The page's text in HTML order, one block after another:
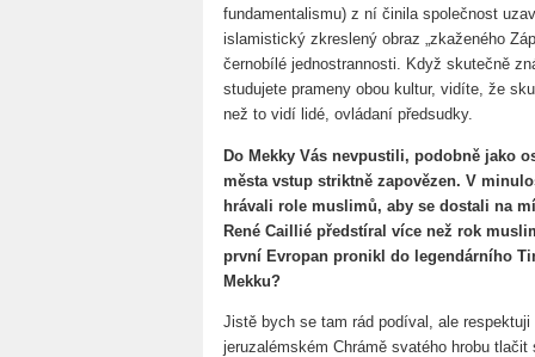
fundamentalismu) z ní činila společnost
islamistický zkreslený obraz „zkaženého
černobílé jednostrannosti. Když skutečně
studujete prameny obou kultur, vidíte, že
než to vidí lidé, ovládaní předsudky.
Do Mekky Vás nevpustili, podobně jako
města vstup striktně zapovězen. V
hrávali role muslimů, aby se dostali na
René Caillié předstíral více než rok
první Evropan pronikl do legendárního
Mekku?
Jistě bych se tam rád podíval, ale
jeruzalémském Chrámě svatého hrobu